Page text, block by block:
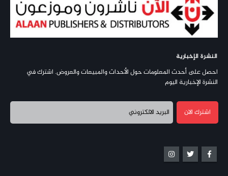
النشرة الإخبارية
احصل على أحدث المعلومات حول الأحداث والمبيعات والعروض. اشترك في
النشرة الإخبارية اليوم